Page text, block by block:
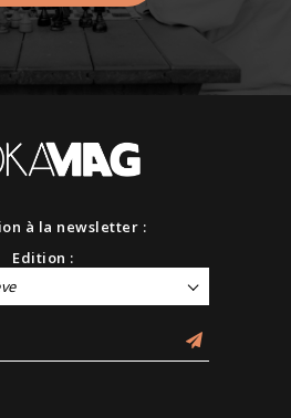
à la newsletter :
Edition :